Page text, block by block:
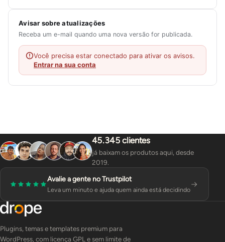
Avisar sobre atualizações
Receba um e-mail quando uma nova versão for publicada.
Você precisa estar conectado para ativar os avisos.
Entrar na sua conta
45.345 clientes
já baixam os produtos aqui, desde
2019.
Avalie a gente no Trustpilot
Leva um minuto e ajuda quem ainda está decidindo
Plugins, temas e templates premium para
WordPress, com licença GPL e sem limite de